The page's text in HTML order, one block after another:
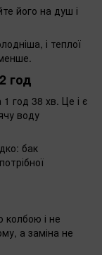
його на душ і
і теплої
год
1 год 38 хв. Це і є
воду
бак
і не
а заміна не